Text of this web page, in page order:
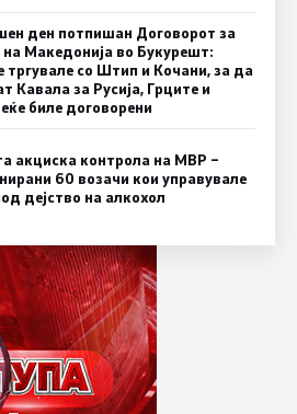
ден потпишан Договорот за
Македонија во Букурешт:
тргувале со Штип и Кочани, за да
Кавала за Русија, Грците и
биле договорени
акциска контрола на МВР –
60 возачи кои управувале
дејство на алкохол